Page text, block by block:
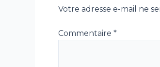
Votre adresse e-mail ne
Commentaire *